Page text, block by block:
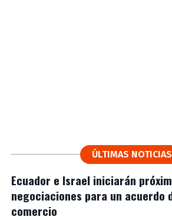
ÚLTIMAS NOTICIAS
Ecuador e Israel iniciarán
negociaciones para un acuerdo
comercio